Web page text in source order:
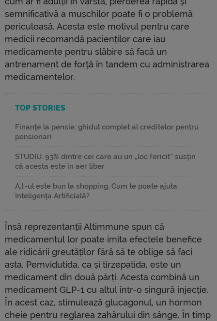
semnificativă a mușchilor poate fi o problemă
periculoasă. Acesta este motivul pentru care
medicii recomandă pacienților care iau
medicamente pentru slăbire să facă un
antrenament de forță în tandem cu administrarea
medicamentelor.
TOP STORIES
Finanțe la pensie: ghidul complet al creditelor pentru
pensionari
STUDIU. 93% dintre cei care au un „loc fericit” susțin
că acesta este în aer liber
A.I.-ul este bun la shopping. Cum te poate ajuta
Inteligența Artificială?
Însă reprezentanții Altimmune spun că
medicamentul lor poate imita efectele benefice
ale ridicării greutăților fără să te oblige să faci
asta. Pemvidutida, ca și tirzepatida, este un
medicament din două părți. Acesta combină un
medicament GLP-1 cu altul într-o singură injecție.
În acest caz, stimulează glucagonul, un hormon
cheie pentru reglarea zahărului din sânge. În timp